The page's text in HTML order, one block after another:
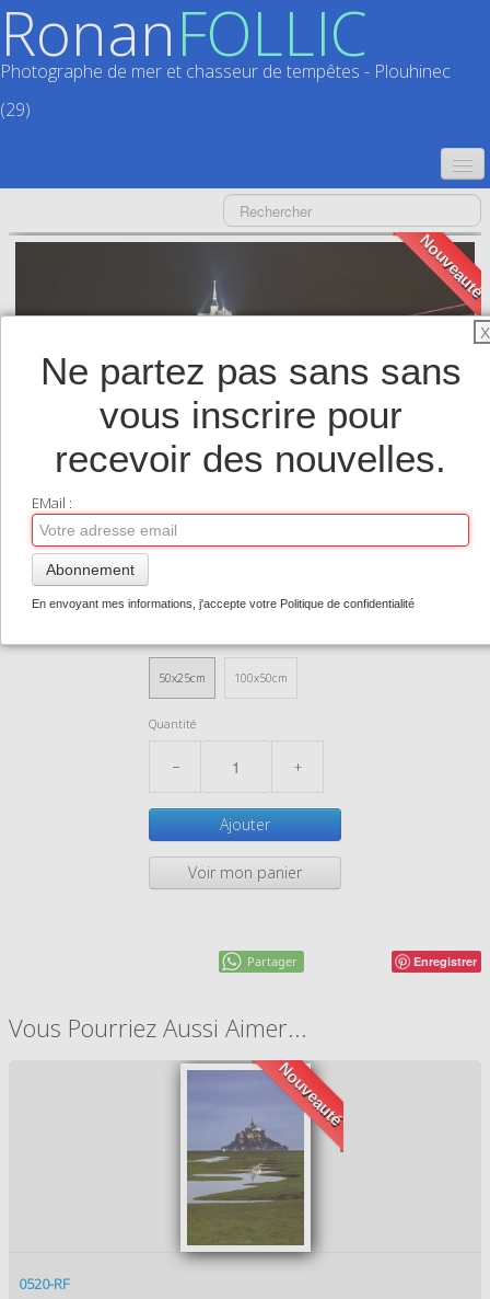
RonanFOLLIC
Photographe de mer et chasseur de tempêtes - Plouhinec
(29)
CATALOGUES
LIVRES▼
TIRAGES SUPPORTS HAUT DE GAMME
CONTACT
0
Nouveauté
0514-RF
En stock
50x25cm 100x50cm
Quantité
− +
Ajouter
Voir mon panier
Enregistrer
Partager
Vous Pourriez Aussi Aimer...
Nouveauté
0520-RF
X
Ne partez pas sans sans
vous inscrire pour
recevoir des nouvelles.
EMail :
Abonnement
En envoyant mes informations, j'accepte votre Politique de confidentialité